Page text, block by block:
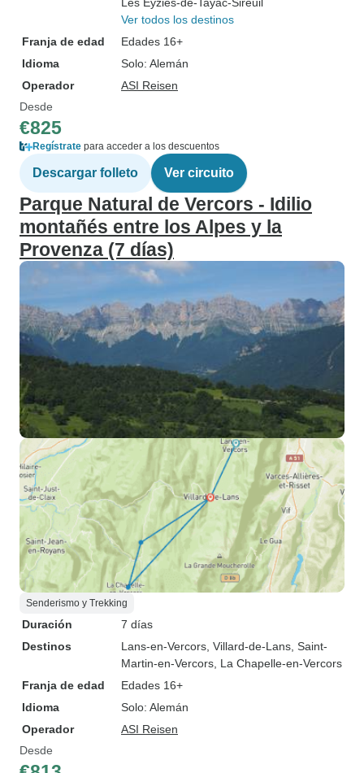
Ver todos los destinos
Franja de edad
Edades 16+
Idioma
Solo: Alemán
Operador
ASI Reisen
Desde
€825
Regístrate para acceder a los descuentos
Descargar folleto Ver circuito
Parque Natural de Vercors - Idilio
montañés entre los Alpes y la
Provenza (7 días)
Senderismo y Trekking
Duración
7 días
Destinos
Lans-en-Vercors , Villard-de-Lans , Saint-
Martin-en-Vercors , La Chapelle-en-Vercors
Franja de edad
Edades 16+
Idioma
Solo: Alemán
Operador
ASI Reisen
Desde